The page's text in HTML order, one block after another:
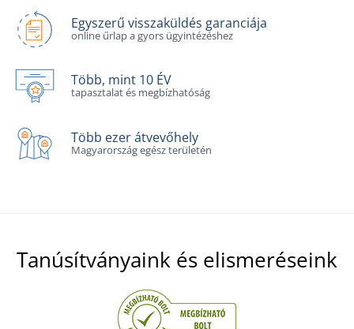
Egyszerű visszaküldés garanciája
online űrlap a gyors ügyintézéshez
Több, mint 10 ÉV
tapasztalat és megbízhatóság
Több ezer átvevőhely
Magyarország egész területén
Tanúsítványaink és elismeréseink